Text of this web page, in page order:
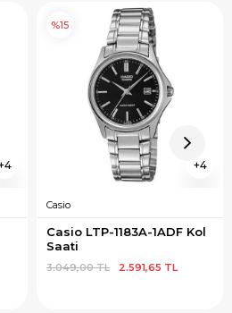
4 4
Casio
Casio LTP-1183A-1ADF Kol
Saati
2.591,65 TL
3.049,00 TL
%15